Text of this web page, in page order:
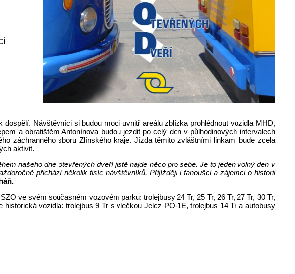
Návštěvníci si budou moci uvnitř areálu zblízka prohlédnout vozidla MHD,
a obratištěm Antonínova budou jezdit po celý den v půlhodinových intervalech
záchranného sboru Zlínského kraje. Jízda těmito zvláštními linkami bude zcela
aktivit.
našeho dne otevřených dveří jistě najde něco pro sebe. Je to jeden volný den v
přichází několik tisíc návštěvníků. Přijíždějí i fanoušci a zájemci o historii
ve svém současném vozovém parku: trolejbusy 24 Tr, 25 Tr, 26 Tr, 27 Tr, 30 Tr,
vozidla: trolejbus 9 Tr s vlečkou Jelcz PO-1E, trolejbus 14 Tr a autobusy